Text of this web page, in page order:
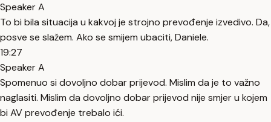
Speaker A
To bi bila situacija u kakvoj je strojno prevođenje izvedivo. Da,
posve se slažem. Ako se smijem ubaciti, Daniele.
19:27
Speaker A
Spomenuo si dovoljno dobar prijevod. Mislim da je to važno
naglasiti. Mislim da dovoljno dobar prijevod nije smjer u kojem
bi AV prevođenje trebalo ići.